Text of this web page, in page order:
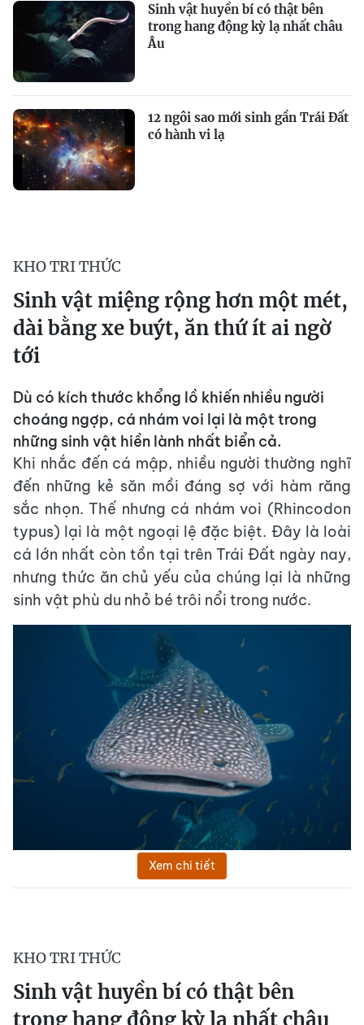
Sinh vật huyền bí có thật bên
trong hang động kỳ lạ nhất châu
Âu
12 ngôi sao mới sinh gần Trái Đất
có hành vi lạ
KHO TRI THỨC
Sinh vật miệng rộng hơn một mét,
dài bằng xe buýt, ăn thứ ít ai ngờ
tới
Dù có kích thước khổng lồ khiến nhiều người
choáng ngợp, cá nhám voi lại là một trong
những sinh vật hiền lành nhất biển cả.
Khi nhắc đến cá mập, nhiều người thường nghĩ
đến những kẻ săn mồi đáng sợ với hàm răng
sắc nhọn. Thế nhưng cá nhám voi (Rhincodon
typus) lại là một ngoại lệ đặc biệt. Đây là loài
cá lớn nhất còn tồn tại trên Trái Đất ngày nay,
nhưng thức ăn chủ yếu của chúng lại là những
sinh vật phù du nhỏ bé trôi nổi trong nước.
Xem chi tiết
KHO TRI THỨC
Sinh vật huyền bí có thật bên
trong hang động kỳ lạ nhất châu